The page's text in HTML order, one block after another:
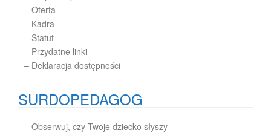
– Oferta
– Kadra
– Statut
– Przydatne linki
– Deklaracja dostępności
SURDOPEDAGOG
– Obserwuj, czy Twoje dziecko słyszy